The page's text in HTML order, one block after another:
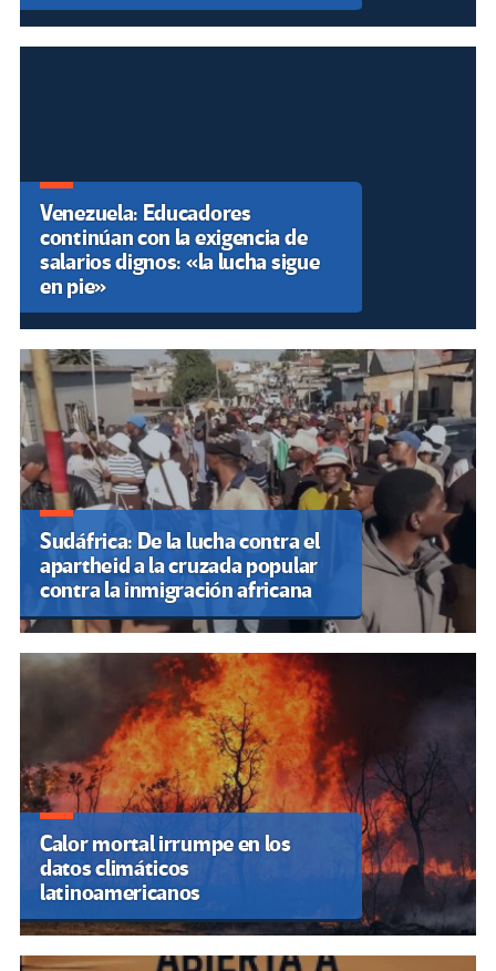
Venezuela: Educadores
continúan con la exigencia de
salarios dignos: «la lucha sigue
en pie»
Sudáfrica: De la lucha contra el
apartheid a la cruzada popular
contra la inmigración africana
Calor mortal irrumpe en los
datos climáticos
latinoamericanos